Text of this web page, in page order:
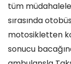
tüm
sırasında
motosikletten
sonucu